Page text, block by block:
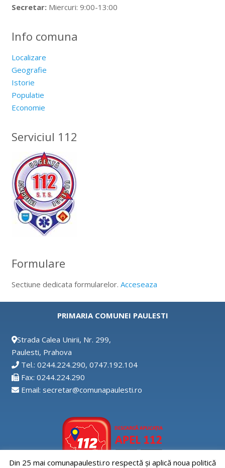
Secretar:Miercuri: 9:00-13:00
Info comuna
Localizare
Geografie
Istorie
Populatie
Economie
Serviciul 112
Formulare
Sectiune dedicata formularelor. Acceseaza
PRIMARIA COMUNEI PAULESTI
Strada Calea Unirii, Nr. 299,
Paulesti, Prahova
Tel.: 0244.224.290, 0747.192.104
Fax: 0244.224.290
Email: secretar@comunapaulesti.ro
Din 25 mai comunapaulesti.ro respectă și aplică noua politică